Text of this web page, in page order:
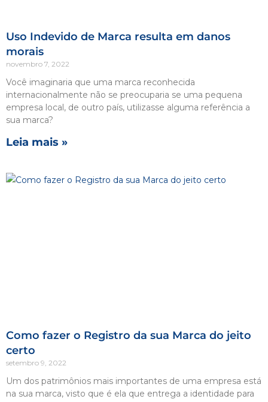
Uso Indevido de Marca resulta em danos
morais
novembro 7, 2022
Você imaginaria que uma marca reconhecida
internacionalmente não se preocuparia se uma pequena
empresa local, de outro país, utilizasse alguma referência a
sua marca?
Leia mais »
Como fazer o Registro da sua Marca do jeito
certo
setembro 9, 2022
Um dos patrimônios mais importantes de uma empresa está
na sua marca, visto que é ela que entrega a identidade para